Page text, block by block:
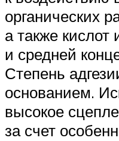
органических
а также кислот
и средней
Степень
основанием.
высокое
за счет